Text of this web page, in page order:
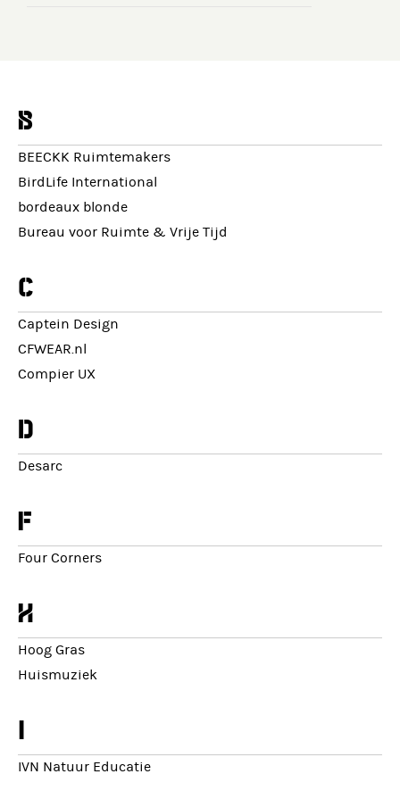
b
BEECKK Ruimtemakers
BirdLife International
bordeaux blonde
Bureau voor Ruimte & Vrije Tijd
c
Captein Design
CFWEAR.nl
Compier UX
d
Desarc
f
Four Corners
h
Hoog Gras
Huismuziek
IVN Natuur Educatie